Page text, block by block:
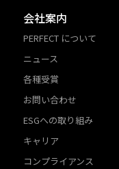
会社案内
PERFECT について
ニュース
各種受賞
お問い合わせ
ESGへの取り組み
キャリア
コンプライアンス